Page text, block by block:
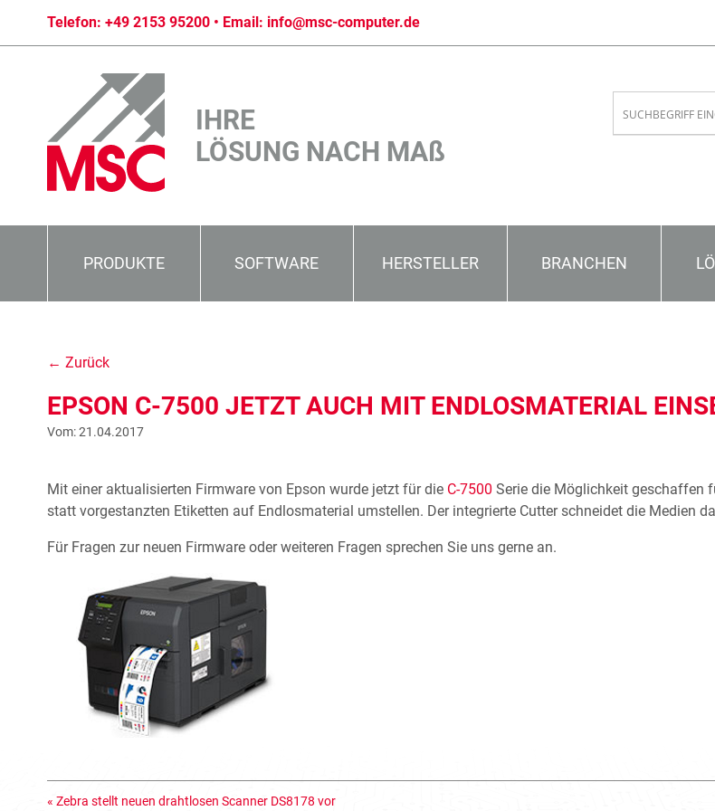
Telefon: +49 2153 95200 • Email: info@msc-computer.de
IHRE
LÖSUNG NACH MAß
PRODUKTE SOFTWARE HERSTELLER BRANCHEN
← Zurück
EPSON C-7500 JETZT AUCH MIT ENDLOSMATERIAL
Vom: 21.04.2017
Mit einer aktualisierten Firmware von Epson wurde jetzt für die C-7500 Serie die Möglichkeit geschaffen
statt vorgestanzten Etiketten auf Endlosmaterial umstellen. Der integrierte Cutter schneidet die Medien
Für Fragen zur neuen Firmware oder weiteren Fragen sprechen Sie uns gerne an.
« Zebra stellt neuen drahtlosen Scanner DS8178 vor